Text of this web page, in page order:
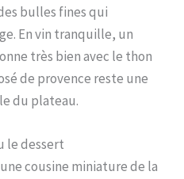
bulles fines qui
En vin tranquille, un
très bien avec le thon
de provence reste une
du plateau.
le dessert
cousine miniature de la